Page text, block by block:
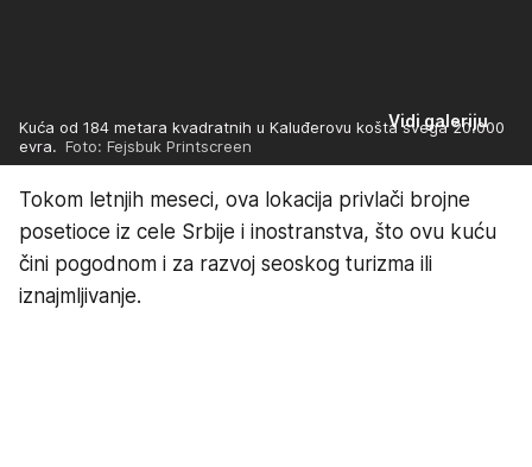
Vidi galeriju
Kuća od 184 metara kvadratnih u Kaluđerovu košta svega 20.000
evra. Foto: Fejsbuk Printscreen
Tokom letnjih meseci, ova lokacija privlači brojne
posetioce iz cele Srbije i inostranstva, što ovu kuću
čini pogodnom i za razvoj seoskog turizma ili
iznajmljivanje.